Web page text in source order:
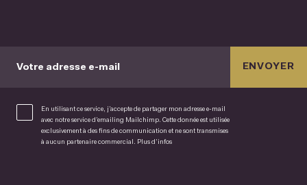
Votre adresse e-mail
En utilisant ce service, j’accepte de partager mon adresse e-mail
avec notre service d’emailing Mailchimp. Cette donnée est utilisée
exclusivement à des fins de communication et ne sont transmises
à aucun partenaire commercial. Plus d’infos
ENVOYER